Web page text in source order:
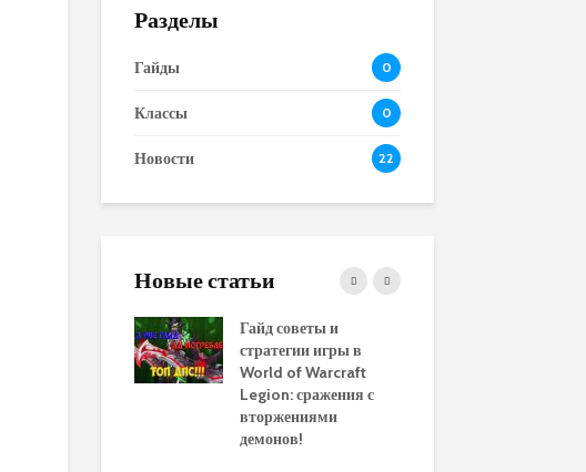
Разделы
Гайды 0
Классы 0
Новости 22
Новые статьи
Гайд советы и
стратегии игры в
World of Warcraft
Legion: сражения с
вторжениями
демонов!